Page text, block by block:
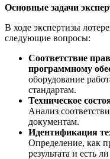
Основные задачи
В ходе экспертизы
следующие вопросы:
Соответствие
программному
оборудование
стандартам.
Техническое
Анализ
документам.
Идентификация
Определение, как
результата и есть